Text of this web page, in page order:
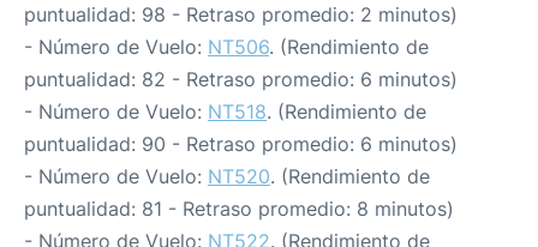
puntualidad: 98 - Retraso promedio: 2 minutos)
- Número de Vuelo: NT506. (Rendimiento de
puntualidad: 82 - Retraso promedio: 6 minutos)
- Número de Vuelo: NT518. (Rendimiento de
puntualidad: 90 - Retraso promedio: 6 minutos)
- Número de Vuelo: NT520. (Rendimiento de
puntualidad: 81 - Retraso promedio: 8 minutos)
- Número de Vuelo: NT522. (Rendimiento de